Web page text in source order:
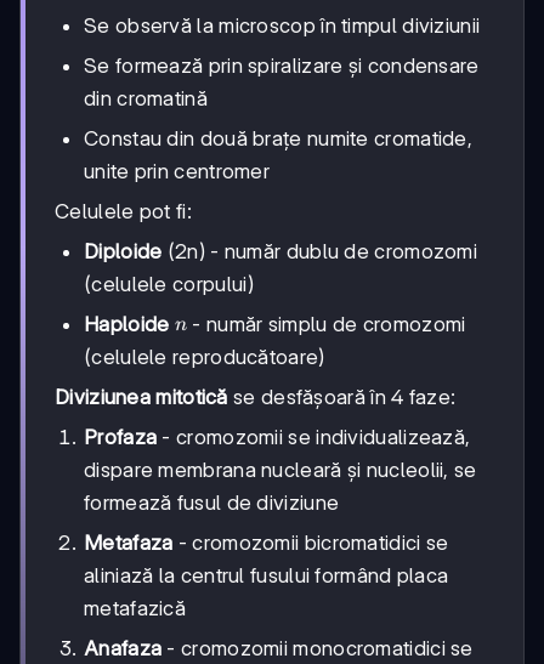
Se observă la microscop în timpul diviziunii
Se formează prin spiralizare și condensare
din cromatină
Constau din două brațe numite cromatide,
unite prin centromer
Celulele pot fi:
Diploide (2n) - număr dublu de cromozomi
(celulele corpului)
Haploide n
n - număr simplu de cromozomi
(celulele reproducătoare)
Diviziunea mitotică se desfășoară în 4 faze:
Profaza - cromozomii se individualizează,
dispare membrana nucleară și nucleolii, se
formează fusul de diviziune
Metafaza - cromozomii bicromatidici se
aliniază la centrul fusului formând placa
metafazică
Anafaza - cromozomii monocromatidici se